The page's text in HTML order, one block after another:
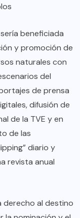
beneficiada
y promoción de
naturales con
del
de prensa
difusión de
de la TVE y en
de las
diario y
revista anual
derecho al destino